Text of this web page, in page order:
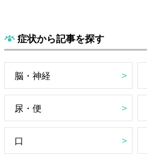
症状から記事を探す
脳・神経
尿・便
口